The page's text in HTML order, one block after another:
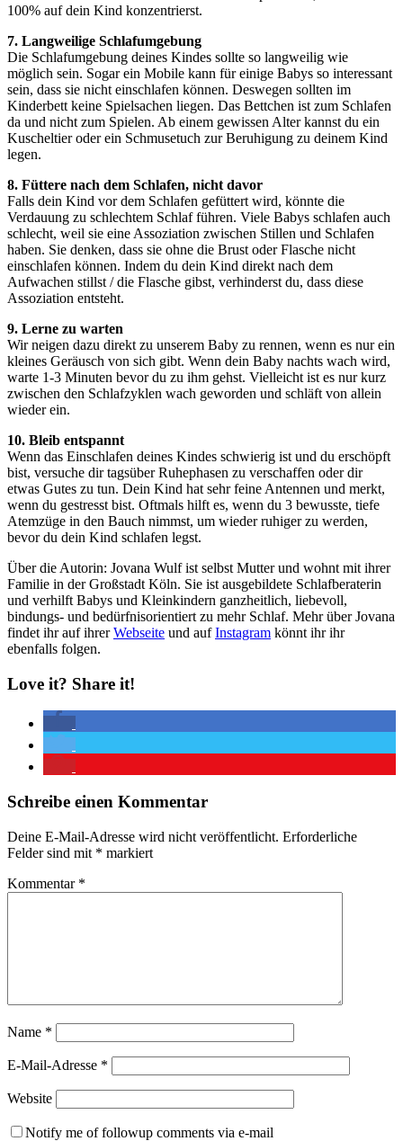
100% auf dein Kind konzentrierst.
7. Langweilige Schlafumgebung
Die Schlafumgebung deines Kindes sollte so langweilig wie
möglich sein. Sogar ein Mobile kann für einige Babys so interessant
sein, dass sie nicht einschlafen können. Deswegen sollten im
Kinderbett keine Spielsachen liegen. Das Bettchen ist zum Schlafen
da und nicht zum Spielen. Ab einem gewissen Alter kannst du ein
Kuscheltier oder ein Schmusetuch zur Beruhigung zu deinem Kind
legen.
8. Füttere nach dem Schlafen, nicht davor
Falls dein Kind vor dem Schlafen gefüttert wird, könnte die
Verdauung zu schlechtem Schlaf führen. Viele Babys schlafen auch
schlecht, weil sie eine Assoziation zwischen Stillen und Schlafen
haben. Sie denken, dass sie ohne die Brust oder Flasche nicht
einschlafen können. Indem du dein Kind direkt nach dem
Aufwachen stillst / die Flasche gibst, verhinderst du, dass diese
Assoziation entsteht.
9. Lerne zu warten
Wir neigen dazu direkt zu unserem Baby zu rennen, wenn es nur ein
kleines Geräusch von sich gibt. Wenn dein Baby nachts wach wird,
warte 1‐3 Minuten bevor du zu ihm gehst. Vielleicht ist es nur kurz
zwischen den Schlafzyklen wach geworden und schläft von allein
wieder ein.
10. Bleib entspannt
Wenn das Einschlafen deines Kindes schwierig ist und du erschöpft
bist, versuche dir tagsüber Ruhephasen zu verschaffen oder dir
etwas Gutes zu tun. Dein Kind hat sehr feine Antennen und merkt,
wenn du gestresst bist. Oftmals hilft es, wenn du 3 bewusste, tiefe
Atemzüge in den Bauch nimmst, um wieder ruhiger zu werden,
bevor du dein Kind schlafen legst.
Über die Autorin: Jovana Wulf ist selbst Mutter und wohnt mit ihrer
Familie in der Großstadt Köln. Sie ist ausgebildete Schlafberaterin
und verhilft Babys und Kleinkindern ganzheitlich, liebevoll,
bindungs‐ und bedürfnisorientiert zu mehr Schlaf. Mehr über Jovana
findet ihr auf ihrerWebseite und aufInstagram könnt ihr ihr
ebenfalls folgen.
Love it? Share it!
Schreibe einen Kommentar
Deine E-Mail-Adresse wird nicht veröffentlicht. Erforderliche
Felder sind mit * markiert
Kommentar *
Name *
E-Mail-Adresse *
Website
Notify me of followup comments via e-mail